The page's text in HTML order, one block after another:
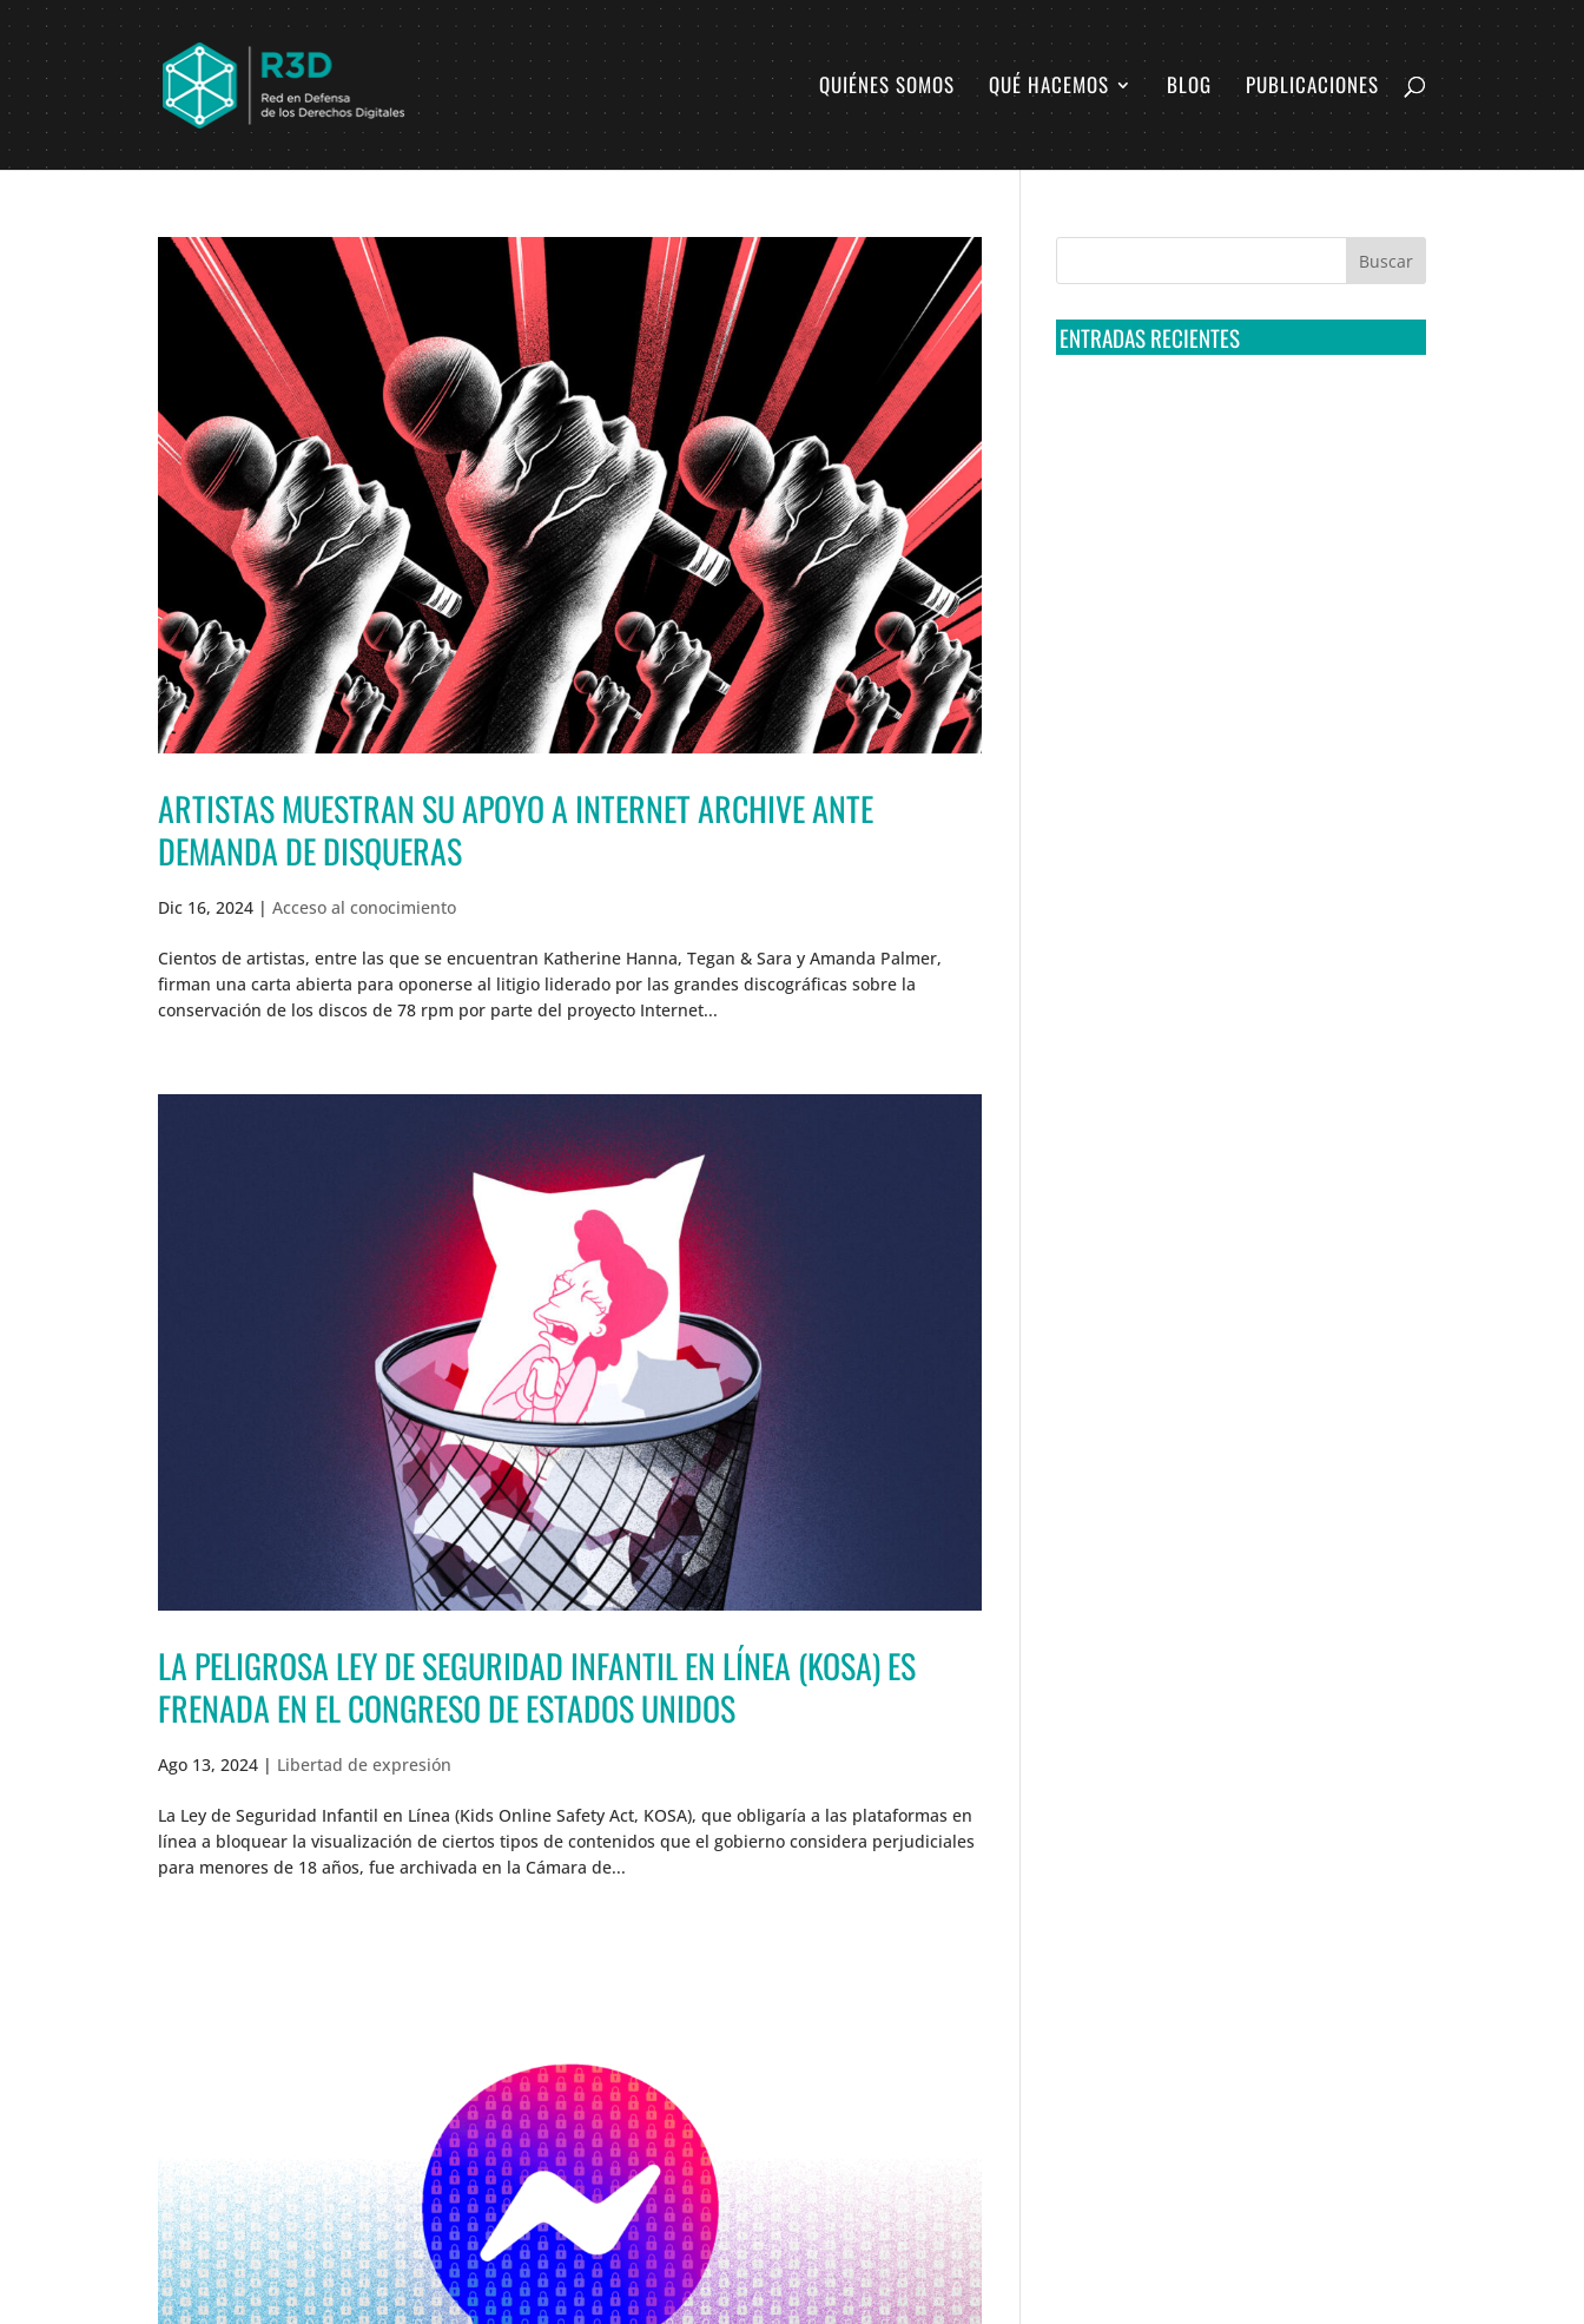
QUIÉNES SOMOS QUÉ HACEMOS BLOG PUBLICACIONES
ARTISTAS MUESTRAN SU APOYO A INTERNET ARCHIVE ANTE
DEMANDA DE DISQUERAS
Dic 16, 2024 |Acceso al conocimiento
Cientos de artistas, entre las que se encuentran Katherine Hanna, Tegan & Sara y Amanda Palmer,
firman una carta abierta para oponerse al litigio liderado por las grandes discográficas sobre la
conservación de los discos de 78 rpm por parte del proyecto Internet...
LA PELIGROSA LEY DE SEGURIDAD INFANTIL EN LÍNEA (KOSA) ES
FRENADA EN EL CONGRESO DE ESTADOS UNIDOS
Ago 13, 2024 | Libertad de expresión
La Ley de Seguridad Infantil en Línea (Kids Online Safety Act, KOSA), que obligaría a las plataformas en
línea a bloquear la visualización de ciertos tipos de contenidos que el gobierno considera perjudiciales
para menores de 18 años, fue archivada en la Cámara de...
ENTRADAS RECIENTES